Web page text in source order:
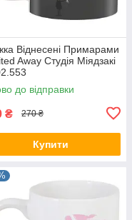
Віднесені Примарами
Away Студія Міядзакі
до відправки
₴ 270 ₴
Купити